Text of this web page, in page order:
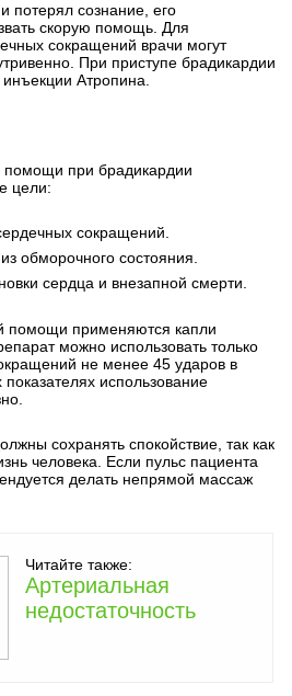
потерял сознание, его
скорую помощь. Для
сокращений врачи могут
При приступе брадикардии
Атропина.
помощи при брадикардии
цели:
сокращений.
обморочного состояния.
сердца и внезапной смерти.
помощи применяются капли
можно использовать только
не менее 45 ударов в
использование
сохранять спокойствие, так как
человека. Если пульс пациента
делать непрямой массаж
Читайте также:
Артериальная
недостаточность